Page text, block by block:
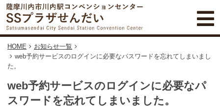
HOME
お知らせ一覧
web予約サービスのログインに必要なパスワードを忘れてしまいまし
た。
web予約サービスのログインに必要なパ
スワードを忘れてしまいました。